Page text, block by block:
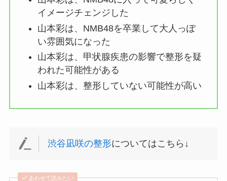
イメージチェンジした
山本彩は、NMB48を卒業して大人っぽ
い雰囲気になった
山本彩は、甲状腺疾患の影響で整形を疑
われた可能性がある
山本彩は、整形していない可能性が高い
渋谷凪咲の整形についてはこちら↓
あわせて読みたい